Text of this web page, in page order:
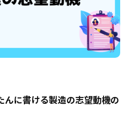
んに書ける製造の志望動機の